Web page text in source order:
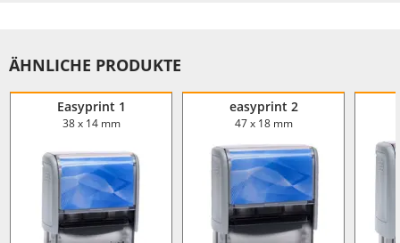
ÄHNLICHE PRODUKTE
Easyprint 1
38 x 14 mm
easyprint 2
47 x 18 mm